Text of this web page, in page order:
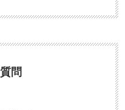
問